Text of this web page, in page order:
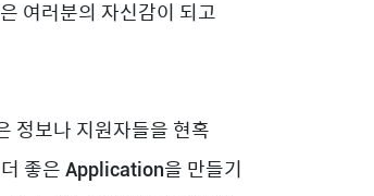
여러분의 자신감이 되고
정보나 지원자들을 현혹
좋은 Application을 만들기